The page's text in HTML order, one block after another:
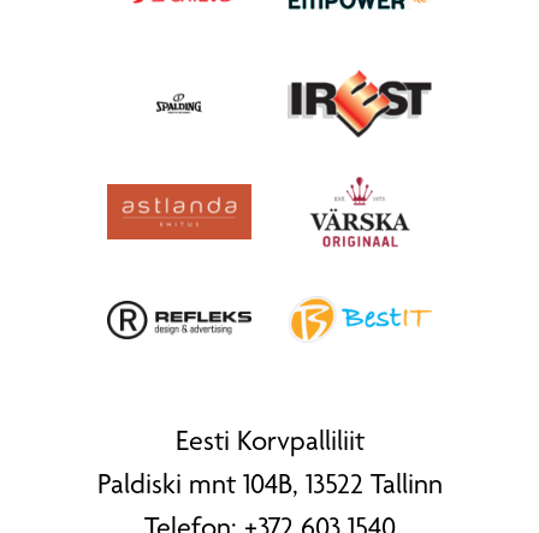
Eesti Korvpalliliit
Paldiski mnt 104B, 13522 Tallinn